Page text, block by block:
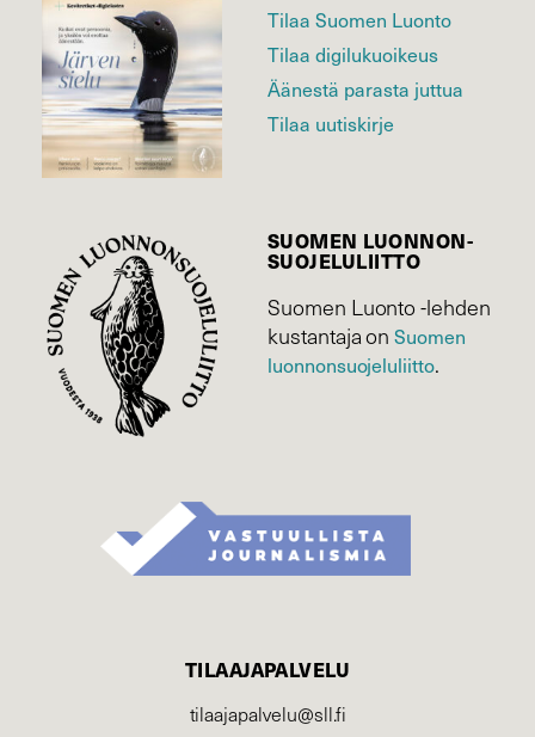
Tilaa Suomen Luonto
Tilaa digilukuoikeus
Äänestä parasta juttua
Tilaa uutiskirje
SUOMEN LUONNON­
SUOJELU­LIITTO
Suomen Luonto -lehden
kustantaja onSuomen
luonnonsuojelu­liitto.
TILAAJAPALVELU
tilaajapalvelu@sll.fi